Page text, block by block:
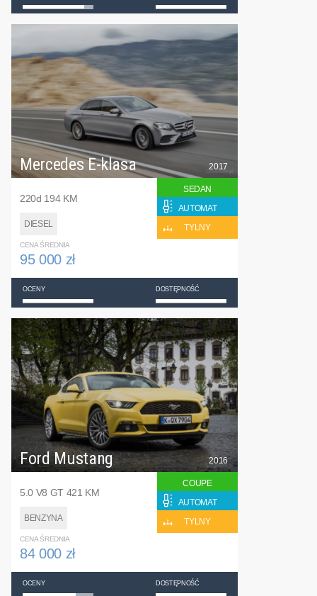
Mercedes E-klasa
220d 194 KM
DIESEL
2017
SEDAN
AUTOMAT
TYLNY
CENA ŚREDNIA
95 000 zł
OCENY DOSTĘPNOŚĆ
Ford Mustang
5.0 V8 GT 421 KM
BENZYNA
2016
COUPE
AUTOMAT
TYLNY
CENA ŚREDNIA
84 000 zł
OCENY DOSTĘPNOŚĆ